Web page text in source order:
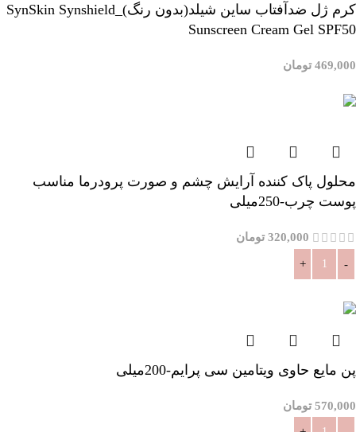
کرم ژل ضدآفتاب ساین شیلد(بدون رنگ)_SynSkin Synshield
Sunscreen Cream Gel SPF50
469,000 تومان
محلول پاک کننده آرایش چشم و صورت پرودرما مناسب
پوست چرب-250میلی
320,000 تومان
پن مایع حاوی ویتامین سی پرایم-200میلی
570,000 تومان